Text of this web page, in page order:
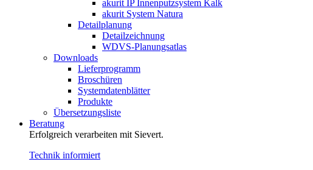
akurit IP Innenputzsystem Kalk
akurit System Natura
Detailplanung
Detailzeichnung
WDVS-Planungsatlas
Downloads
Lieferprogramm
Broschüren
Systemdatenblätter
Produkte
Übersetzungsliste
Beratung
Erfolgreich verarbeiten mit Sievert.
Technik informiert